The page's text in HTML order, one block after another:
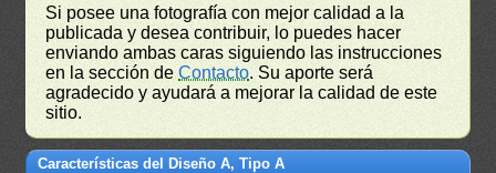
Si posee una fotografía con mejor calidad a la
publicada y desea contribuir, lo puedes hacer
enviando ambas caras siguiendo las instrucciones
en la sección deContacto. Su aporte será
agradecido y ayudará a mejorar la calidad de este
sitio.
Características del Diseño A, Tipo A